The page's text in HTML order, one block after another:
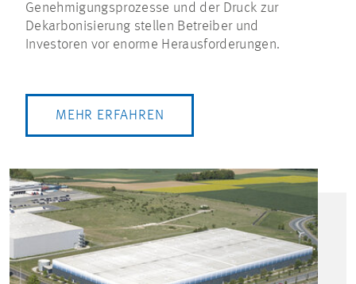
Genehmigungsprozesse und der Druck zur
Dekarbonisierung stellen Betreiber und
Investoren vor enorme Herausforderungen.
MEHR ERFAHREN